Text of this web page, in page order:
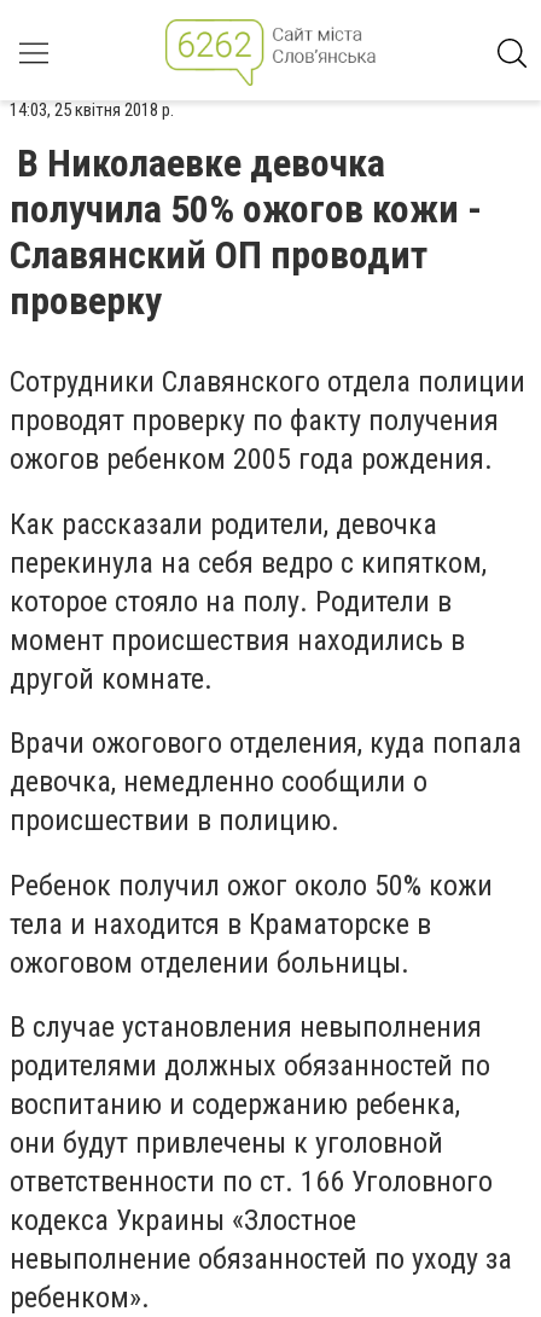
14:03, 25 квітня 2018 р.
В Николаевке девочка
получила 50% ожогов кожи -
Славянский ОП проводит
проверку
Сотрудники Славянского отдела полиции
проводят проверку по факту получения
ожогов ребенком 2005 года рождения.
Как рассказали родители, девочка
перекинула на себя ведро с кипятком,
которое стояло на полу. Родители в
момент происшествия находились в
другой комнате.
Врачи ожогового отделения, куда попала
девочка, немедленно сообщили о
происшествии в полицию.
Ребенок получил ожог около 50% кожи
тела и находится в Краматорске в
ожоговом отделении больницы.
В случае установления невыполнения
родителями должных обязанностей по
воспитанию и содержанию ребенка,
они будут привлечены к уголовной
ответственности по ст. 166 Уголовного
кодекса Украины «Злостное
невыполнение обязанностей по уходу за
ребенком».